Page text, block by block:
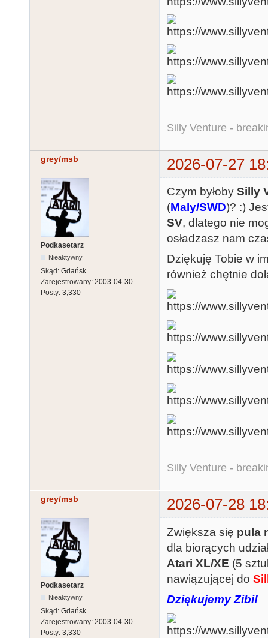
Silly Venture -
grey/msb 2026-07-27
Podkasetarz
Nieaktywny
Skąd: Gdańsk
Zarejestrowany: 2003-04-30
Posty: 3,330
Czym byłoby Silly
(Maly/SWD)? :)
SV, dlatego nie
osładzasz nam
Dziękuję Tobie w
również chętnie
Silly Venture -
grey/msb 2026-07-28
Podkasetarz
Nieaktywny
Skąd: Gdańsk
Zarejestrowany: 2003-04-30
Posty: 3,330
Zwiększa się pula
dla biorących
Atari XL/XE (5
nawiązującej do
Dziękujemy Zibi!